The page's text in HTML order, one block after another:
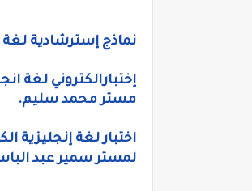
نماذج إسترشادية لغة
إختبارالكتروني لغة
مستر محمد سليم.
لمستر سمير عبد